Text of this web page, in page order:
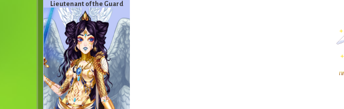
Lieutenant of the Guard